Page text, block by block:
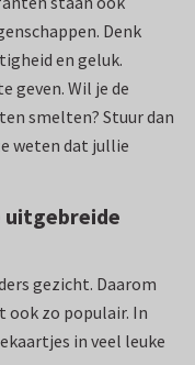
Denk
en geluk.
geven. Wil je de
smelten? Stuur dan
weten dat jullie
gezicht. Daarom
zo populair. In
in veel leuke